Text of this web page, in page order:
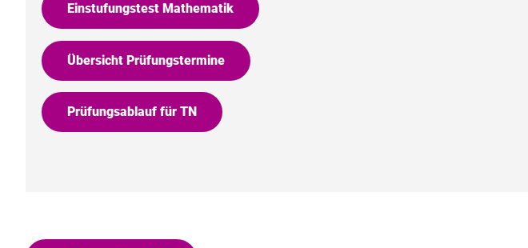
Einstufungstest Mathematik
Übersicht Prüfungstermine
Prüfungsablauf für TN